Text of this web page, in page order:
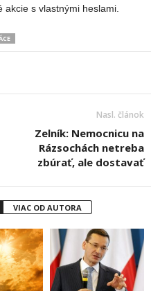
s vlastnými heslami.
Nasl. článok
Zelník: Nemocnicu na
Rázsochách netreba
zbúrať, ale dostavať
VIAC OD AUTORA